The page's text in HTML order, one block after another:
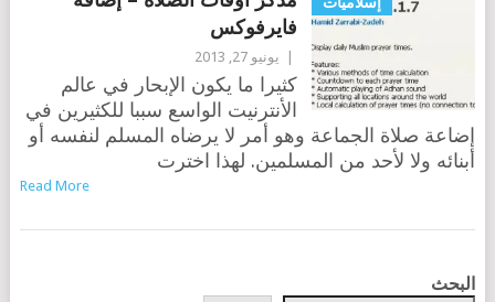
فايرفوكس
يونيو 27, 2013
كثيرا ما يكون الإبحار في عالم
الأنترنيت الواسع سببا للكثيرين في
إضاعة صلاة الجماعة وهو أمر لا يرضاه المسلم لنفسه أو
أبنائه ولا لأحد من المسلمين. لهذا اخترت
Read More
POSTS
البحث